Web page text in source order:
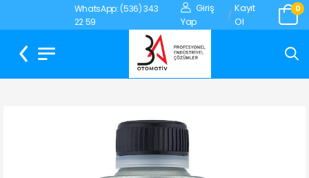
WhatsApp: (536) 343
22 59
Giriş
Yap
/
Kayıt
Ol
0